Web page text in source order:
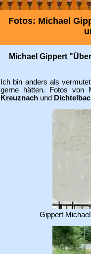
Fotos: Michael
Michael Gippert
Ich bin anders als
gerne hätten. Fotos von
Kreuznach und
Gippert